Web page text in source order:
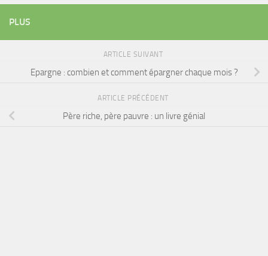
PLUS
ARTICLE SUIVANT
Epargne : combien et comment épargner chaque mois ?
ARTICLE PRÉCÉDENT
Père riche, père pauvre : un livre génial